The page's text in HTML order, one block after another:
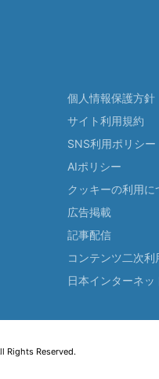
個人情報保護方針
サイト利用規約
SNS利用ポリシー
AIポリシー
クッキーの利用に
広告掲載
記事配信
コンテンツ二次利
日本インターネッ
Rights Reserved.